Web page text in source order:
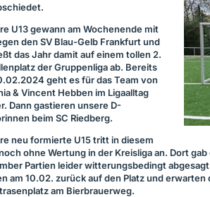
U13 gewann am Wochenende mit
den SV Blau-Gelb Frankfurt und
das Jahr damit auf einem tollen 2.
der Gruppenliga ab. Bereits
geht es für das Team von
& Vincent Hebben im Ligaalltag
Dann gastieren unsere D-
beim SC Riedberg.
neu formierte U15 tritt in diesem
ohne Wertung in der Kreisliga an. Dort
Partien leider witterungsbedingt
am 10.02. zurück auf den Platz und erwarten
am Bierbrauerweg.